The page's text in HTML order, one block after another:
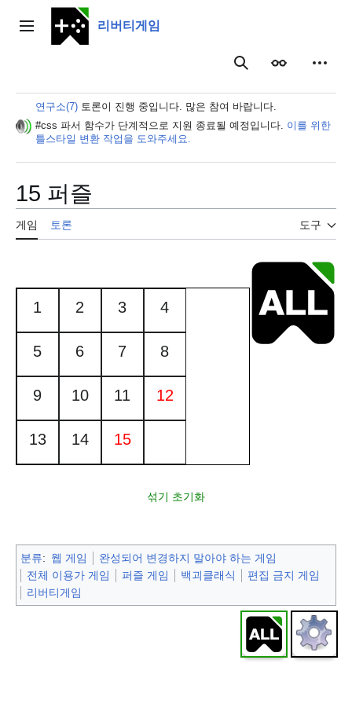
주 메뉴 리버티게임
검색 보이기 개인
연구소(7) 토론이 진행 중입니다. 많은 참여 바랍니다.
#css 파서 함수가 단계적으로 지원 종료될 예정입니다. 이를 위한
틀스타일 변환 작업을 도와주세요.
15 퍼즐
게임 토론 도구
1 2 3 4
5 6 7 8
9 10 11 12
13 14 15
섞기 초기화
분류: 웹 게임
완성되어 변경하지 말아야 하는 게임
전체 이용가 게임
퍼즐 게임 백괴클래식
편집 금지 게임
리버티게임